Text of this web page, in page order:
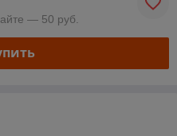
— 50 руб.